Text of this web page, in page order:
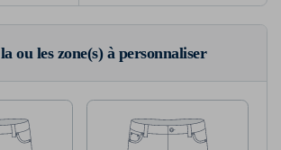
ou les zone(s) à personnaliser